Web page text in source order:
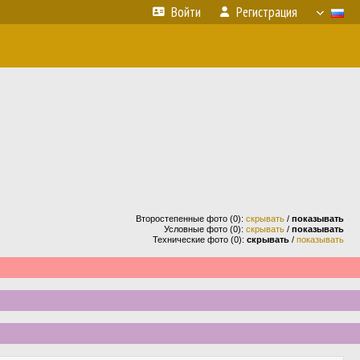
Войти Регистрация
Второстепенные фото (0): скрывать / показывать
Условные фото (0): скрывать / показывать
Технические фото (0): скрывать / показывать